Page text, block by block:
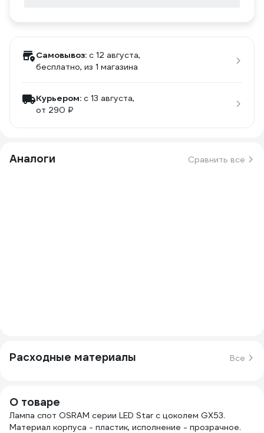
Самовывоз: c 12 августа,
бесплатно, из 1 магазина
Курьером: c 13 августа,
от 290 ₽
Аналоги Сравнить все
Расходные материалы Все
О товаре
Лампа спот OSRAM серии LED Star с цоколем GX53.
Материал корпуса - пластик, исполнение - прозрачное.